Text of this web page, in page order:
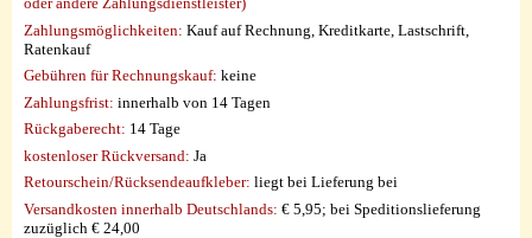
Zahlungsmöglichkeiten: Kauf auf Rechnung, Kreditkarte, Lastschrift,
Ratenkauf
Gebühren für Rechnungskauf: keine
Zahlungsfrist: innerhalb von 14 Tagen
Rückgaberecht: 14 Tage
kostenloser Rückversand: Ja
Retourschein/Rücksendeaufkleber: liegt bei Lieferung bei
Versandkosten innerhalb Deutschlands: € 5,95; bei Speditionslieferung
zuzüglich € 24,00